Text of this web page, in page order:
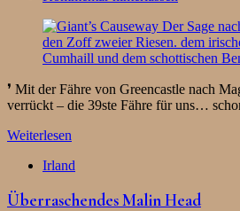
❜ Mit der Fähre von Greencastle nach
verrückt – die 39ste Fähre für uns…
Weiterlesen
Irland
Überraschendes Malin Head